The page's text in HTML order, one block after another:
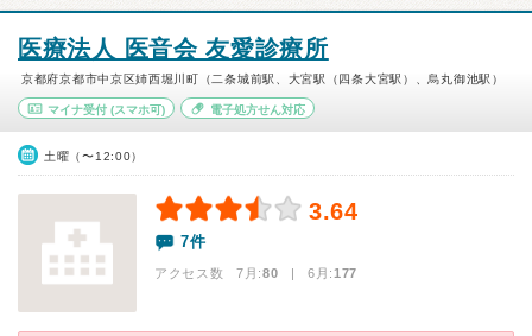
医療法人 医音会 友愛診療所
京都府京都市中京区姉西堀川町（二条城前駅、大宮駅（四条大宮駅）、烏丸御池駅）
マイナ受付 (スマホ可) 電子処方せん対応
土曜（〜12:00）
3.64
7件
アクセス数 7月:80 | 6月:177